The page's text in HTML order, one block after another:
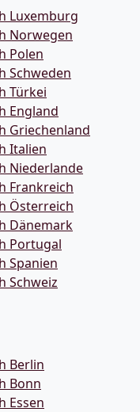
Luxemburg
Norwegen
Polen
Schweden
Türkei
England
Griechenland
Italien
Niederlande
Frankreich
Österreich
Dänemark
Portugal
Spanien
Schweiz
Berlin
Bonn
Essen